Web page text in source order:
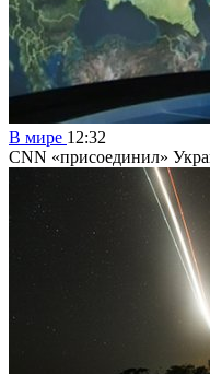
В мире 12:32
СNN «присоединил»